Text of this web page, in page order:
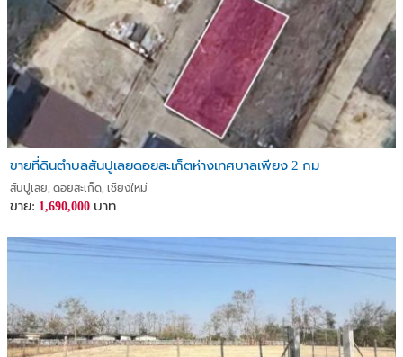
ขายที่ดินตำบลสันปูเลยดอยสะเก็ตห่างเทศบาลเพียง 2 กม
สันปูเลย, ดอยสะเก็ด, เชียงใหม่
ขาย: 1,690,000 บาท